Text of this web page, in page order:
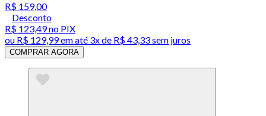
R$ 159,00
Desconto
R$ 123,49no PIX
ou R$ 129,99em até 3x de R$ 43,33 sem juros
COMPRAR AGORA